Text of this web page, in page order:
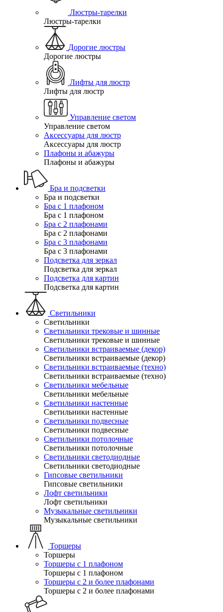
Люстры-тарелки
Люстры-тарелки
Дорогие люстры
Дорогие люстры
Лифты для люстр
Лифты для люстр
Управление светом
Управление светом
Аксессуары для люстр
Аксессуары для люстр
Плафоны и абажуры
Плафоны и абажуры
Бра и подсветки
Бра и подсветки
Бра с 1 плафоном
Бра с 1 плафоном
Бра с 2 плафонами
Бра с 2 плафонами
Бра с 3 плафонами
Бра с 3 плафонами
Подсветка для зеркал
Подсветка для зеркал
Подсветка для картин
Подсветка для картин
Светильники
Светильники
Светильники трековые и шинные
Светильники трековые и шинные
Светильники встраиваемые (декор)
Светильники встраиваемые (декор)
Светильники встраиваемые (техно)
Светильники встраиваемые (техно)
Светильники мебельные
Светильники мебельные
Светильники настенные
Светильники настенные
Светильники подвесные
Светильники подвесные
Светильники потолочные
Светильники потолочные
Светильники светодиодные
Светильники светодиодные
Гипсовые светильники
Гипсовые светильники
Лофт светильники
Лофт светильники
Музыкальные светильники
Музыкальные светильники
Торшеры
Торшеры
Торшеры с 1 плафоном
Торшеры с 1 плафоном
Торшеры с 2 и более плафонами
Торшеры с 2 и более плафонами